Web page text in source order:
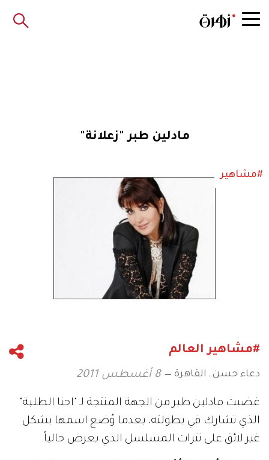
مادلين طبر "زعلانة"
#مشاهير
#مشاهير العالم
دعاء حسن ـ القاهرة 8 أغسطس 2011
غضبت مادلين طبر من الجهة المنتجة لـ "احنا الطلبة"
الذي تشارك في بطولته، بعدما وُضع اسمها بشكل
غير لائق على تترات المسلسل الذي يعرض حالياً.